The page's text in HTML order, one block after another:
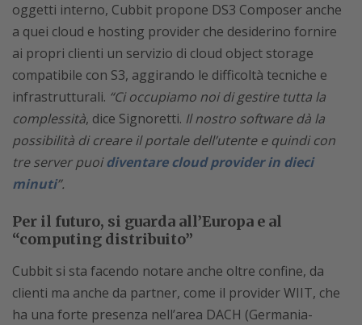
oggetti interno, Cubbit propone DS3 Composer anche
a quei cloud e hosting provider che desiderino fornire
ai propri clienti un servizio di cloud object storage
compatibile con S3, aggirando le difficoltà tecniche e
infrastrutturali. “Ci occupiamo noi di gestire tutta la
complessità, dice Signoretti. Il nostro software dà la
possibilità di creare il portale dell’utente e quindi con
tre server puoidiventare cloud provider in dieci
minuti”.
Per il futuro, si guarda all’Europa e al
“computing distribuito”
Cubbit si sta facendo notare anche oltre confine, da
clienti ma anche da partner, come il provider WIIT, che
ha una forte presenza nell’area DACH (Germania-